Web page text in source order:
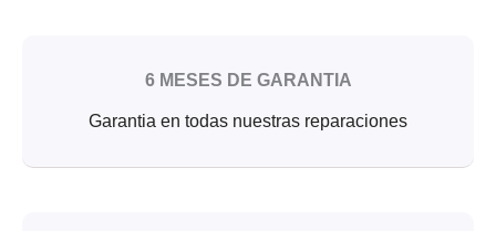
6 MESES DE GARANTIA
Garantia en todas nuestras reparaciones